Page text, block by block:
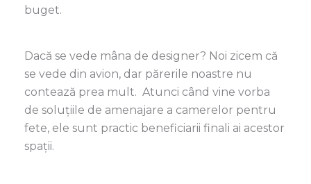
buget.
Dacă se vede mâna de designer? Noi zicem că
se vede din avion, dar părerile noastre nu
contează prea mult. Atunci când vine vorba
de soluțiile de amenajare a camerelor pentru
fete, ele sunt practic beneficiarii finali ai acestor
spații.